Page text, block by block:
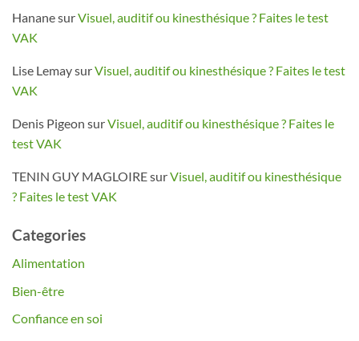
HananesurVisuel, auditif ou kinesthésique ? Faites le test
VAK
Lise LemaysurVisuel, auditif ou kinesthésique ? Faites le test
VAK
Denis Pigeon surVisuel, auditif ou kinesthésique ? Faites le
test VAK
TENIN GUY MAGLOIREsurVisuel, auditif ou kinesthésique
? Faites le test VAK
Categories
Alimentation
Bien-être
Confiance en soi